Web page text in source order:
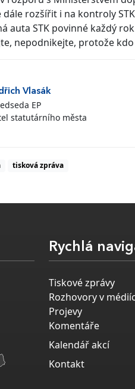
rozšířit i na kontroly
auta STK povinné každý
nepodnikejte, protože
Vlasák
EP
statutárního města
tisková zpráva
Rychlá
Tiskové zprávy
Rozhovory v
Projevy
Komentáře
Kalendář akcí
Kontakt